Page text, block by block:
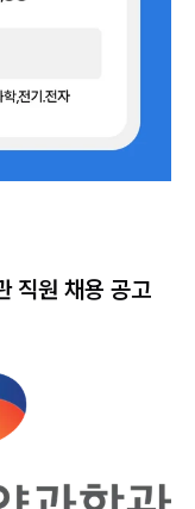
직원 채용 공고